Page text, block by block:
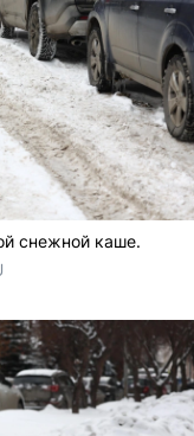
снежной каше.